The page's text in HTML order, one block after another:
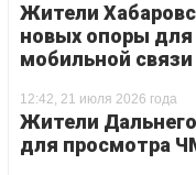
Жители
новых опоры
мобильной связи
12:42, 21 июля 2026 года
Жители
для просмотра